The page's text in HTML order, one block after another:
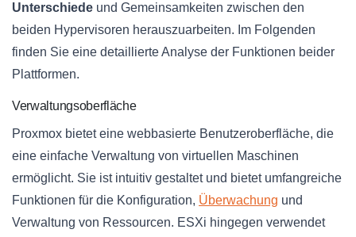
Unterschiede und Gemeinsamkeiten zwischen den
beiden Hypervisoren herauszuarbeiten. Im Folgenden
finden Sie eine detaillierte Analyse der Funktionen beider
Plattformen.
Verwaltungsoberfläche
Proxmox bietet eine webbasierte Benutzeroberfläche, die
eine einfache Verwaltung von virtuellen Maschinen
ermöglicht. Sie ist intuitiv gestaltet und bietet umfangreiche
Funktionen für die Konfiguration, Überwachung und
Verwaltung von Ressourcen. ESXi hingegen verwendet